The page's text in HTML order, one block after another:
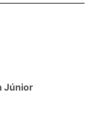
Júnior